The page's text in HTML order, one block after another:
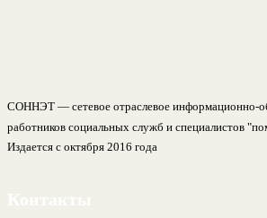
СОННЭТ — сетевое отраслевое информационно-
работников социальных служб и специалистов
Издается с октября 2016 года